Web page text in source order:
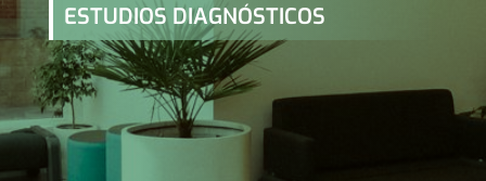
ESTUDIOS DIAGNÓSTICOS